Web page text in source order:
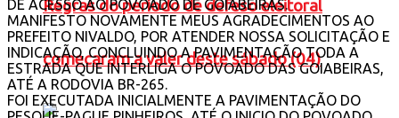
Regras do período de defeso eleitoral
comecaram a valer deste sábado (04)
DE ACESSO AO POVOADO DE GOIABEIRAS.
MANIFESTO NOVAMENTE MEUS AGRADECIMENTOS AO
PREFEITO NIVALDO, POR ATENDER NOSSA SOLICITAÇÃO E
INDICAÇÃO, CONCLUINDO A PAVIMENTAÇÃO TODA A
ESTRADA QUE INTERLIGA O POVOADO DAS GOIABEIRAS,
ATÉ A RODOVIA BR-265.
FOI EXECUTADA INICIALMENTE A PAVIMENTAÇÃO DO